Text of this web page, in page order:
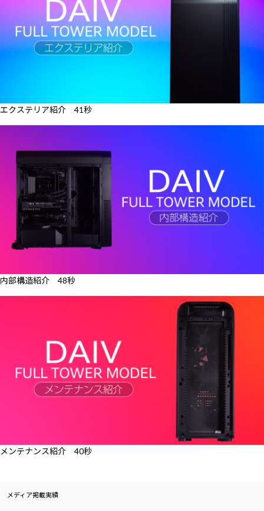
エクステリア紹介 41秒
内部構造紹介 48秒
メンテナンス紹介 40秒
メディア掲載実績